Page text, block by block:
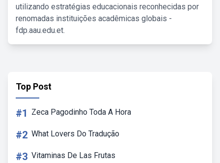
utilizando estratégias educacionais reconhecidas por
renomadas instituições acadêmicas globais -
fdp.aau.edu.et.
Top Post
#1 Zeca Pagodinho Toda A Hora
#2 What Lovers Do Tradução
#3 Vitaminas De Las Frutas